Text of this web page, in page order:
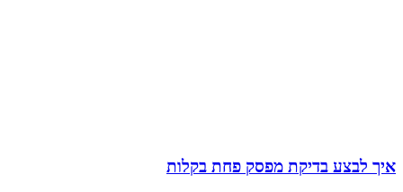
איך לבצע בדיקת מפסק פחת בקלות